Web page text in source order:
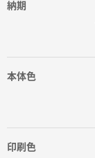
納期
本体色
印刷色